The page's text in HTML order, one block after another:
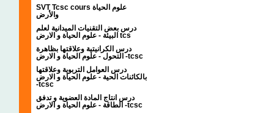
SVT Tcsc cours علوم الحياة
والأرض
درس بعض التقنيات الميدانية لعلم
البيئة - علوم الحياة و الارض tcs
درس الكرانيتية وعلاقتها بظاهرة
التحول - علوم الحياة و الارض -tcsc
درس العوامل التربوية وعلاقتها
بالكائنات الحية - علوم الحياة و الارض
-tcsc
درس انتاج المادة العضوية و تدفق
الطاقة - علوم الحياة و الارض -tcsc